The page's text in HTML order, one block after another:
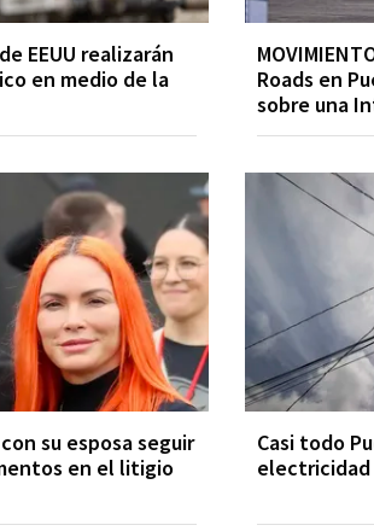
EEUU realizarán
en medio de la
Roads en
sobre una
su esposa seguir
en el litigio
Casi todo
electricidad